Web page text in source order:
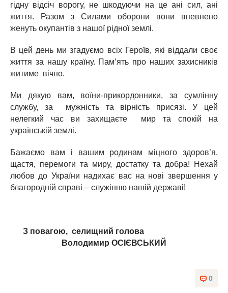
гідну відсіч ворогу, не шкодуючи на це ані сил, ані
життя. Разом з Силами оборони вони впевнено
женуть окупантів з нашої рідної землі.
В цей день ми згадуємо всіх Героїв, які віддали своє
життя за нашу країну. Пам’ять про наших захисників
житиме вічно.
Ми дякую вам, воїни-прикордонники, за сумлінну
службу, за мужність та вірність присязі. У цей
нелегкий час ви захищаєте мир та спокій на
українській землі.
Бажаємо вам і вашим родинам міцного здоров’я,
щастя, перемоги та миру, достатку та добра! Нехай
любов до України надихає вас на нові звершення у
благородній справі – служінню нашій державі!
З повагою, селищний голова
Володимир ОСІЄВСЬКИЙ
0